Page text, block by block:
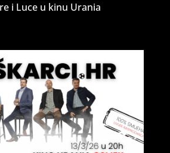
i Luce u kinu Urania